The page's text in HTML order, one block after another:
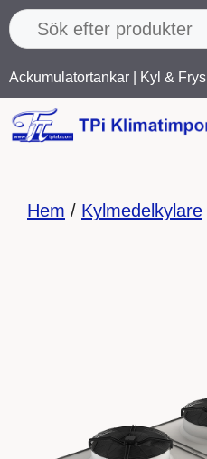
Hoppa
till
innehåll
Ackumulatortankar Kyl & Frys
Hem / Kylmedelkylare